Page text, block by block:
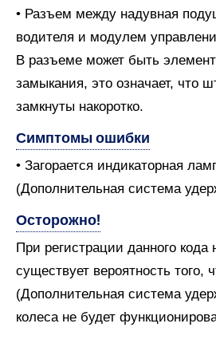
• Разъем между надувная
водителя и модулем
В разъеме может быть элемент
замыкания, это означает, что
замкнуты накоротко.
Симптомы ошибки
• Загорается индикаторная
(Дополнительная система
Осторожно!
При регистрации данного кода
существует вероятность того,
(Дополнительная система
колеса не будет